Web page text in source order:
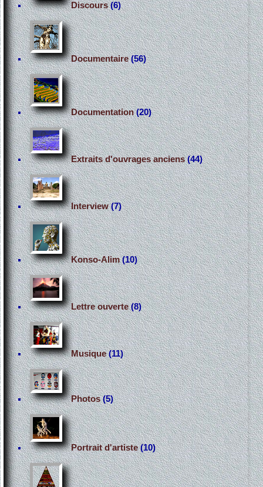
Discours(6)
Documentaire(56)
Documentation(20)
Extraits d'ouvrages anciens(44)
Interview(7)
Konso-Alim(10)
Lettre ouverte(8)
Musique(11)
Photos(5)
Portrait d'artiste(10)